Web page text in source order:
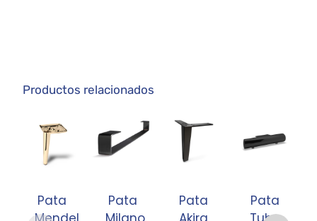
Productos relacionados
Pata
Pata
Pata
Pata